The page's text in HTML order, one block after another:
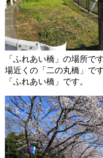
「ふれあい橋」の場所で
場近くの「二の丸橋」で
「ふれあい橋」です。